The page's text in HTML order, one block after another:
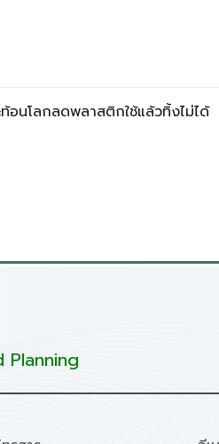
อนโลกลดพลาสติกใช้แล้วทิ้งไม่ได้